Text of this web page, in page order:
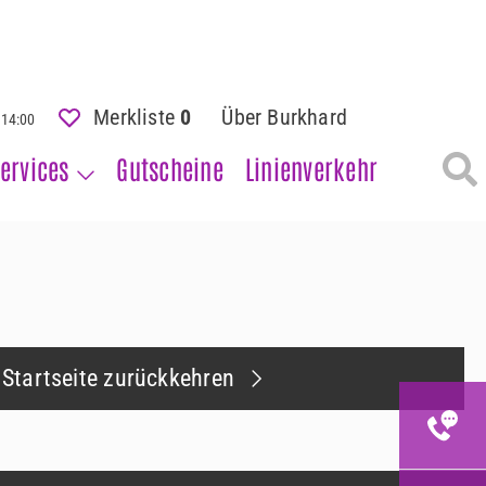
Gutscheine Linienverkehr
Über Burkhard
Merkliste 0
zurückkehren